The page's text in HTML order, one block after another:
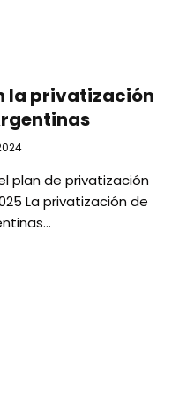
la privatización
plan de privatización
La privatización de